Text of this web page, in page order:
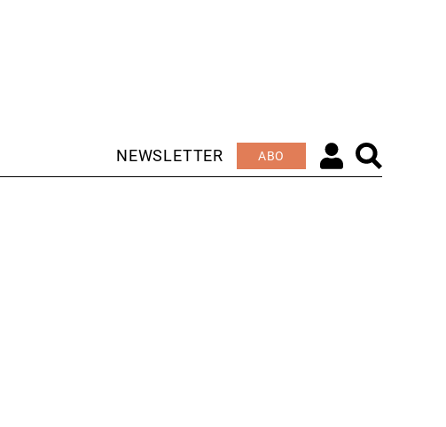
NEWSLETTER ABO